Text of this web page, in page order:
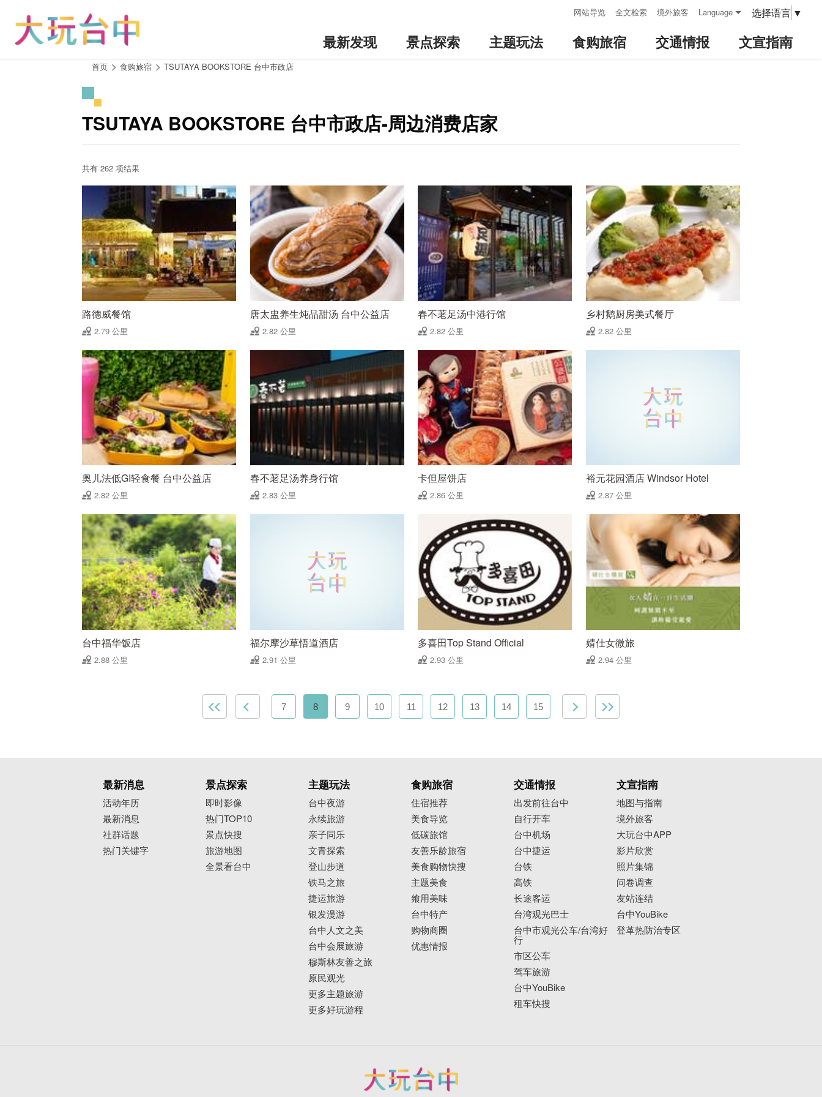
网站导览 全文检索 境外旅客 Language 选择语言 ▼
最新发现 景点探索 主题玩法 食购旅宿 交通情报 文宣指南
首页 食购旅宿 TSUTAYA BOOKSTORE 台中市政店
TSUTAYA BOOKSTORE 台中市政店-周边消费店家
共有 262 项结果
路德威餐馆
2.79 公里
唐太盅养生炖品甜汤 台中公益店
2.82 公里
春不荖足汤中港行馆
2.82 公里
乡村鹅厨房美式餐厅
2.82 公里
奥儿法低GI轻食餐 台中公益店
2.82 公里
春不荖足汤养身行馆
2.83 公里
卡但屋饼店
2.86 公里
裕元花园酒店 Windsor Hotel
2.87 公里
台中福华饭店
2.88 公里
福尔摩沙草悟道酒店
2.91 公里
多喜田Top Stand Official
2.93 公里
婧仕女微旅
2.94 公里
7 8 9 10 11 12 13 14 15
最新消息
活动年历
最新消息
社群话题
热门关键字
景点探索
即时影像
热门TOP10
景点快搜
旅游地图
全景看台中
主题玩法
台中夜游
永续旅游
亲子同乐
文青探索
登山步道
铁马之旅
捷运旅游
银发漫游
台中人文之美
台中会展旅游
穆斯林友善之旅
原民观光
更多主题旅游
更多好玩游程
食购旅宿
住宿推荐
美食导览
低碳旅馆
友善乐龄旅宿
美食购物快搜
主题美食
飨用美味
台中特产
购物商圈
优惠情报
交通情报
出发前往台中
自行开车
台中机场
台中捷运
台铁
高铁
长途客运
台湾观光巴士
台中市观光公车/台湾好
行
市区公车
驾车旅游
台中YouBike
租车快搜
文宣指南
地图与指南
境外旅客
大玩台中APP
影片欣赏
照片集锦
问卷调查
友站连结
台中YouBike
登革热防治专区